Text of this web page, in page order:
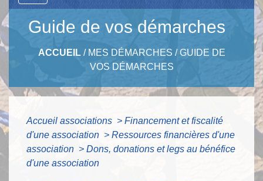
Guide de vos démarches
ACCUEIL/ MES DÉMARCHES /GUIDE DE
VOS DÉMARCHES
Accueil associations > Financement et fiscalité
d'une association > Ressources financières d'une
association > Dons, donations et legs au bénéfice
d'une association